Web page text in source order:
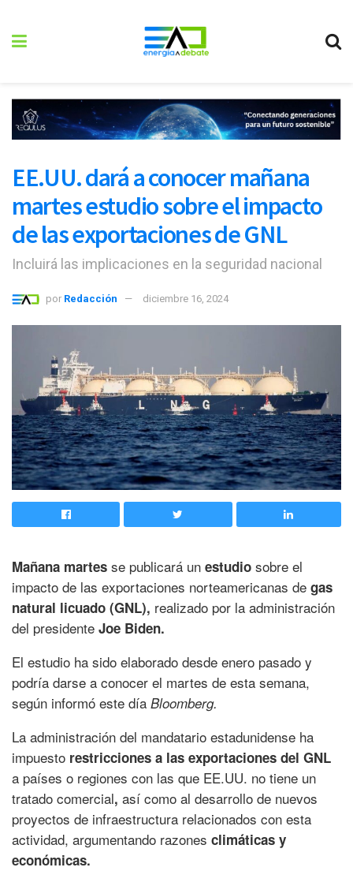
EE.UU. dará a conocer mañana
martes estudio sobre el impacto
de las exportaciones de GNL
Incluirá las implicaciones en la seguridad nacional
por Redacción diciembre 16, 2024
Mañana martes se publicará un estudio sobre el
impacto de las exportaciones norteamericanas de gas
natural licuado (GNL), realizado por la administración
del presidente Joe Biden.
El estudio ha sido elaborado desde enero pasado y
podría darse a conocer el martes de esta semana,
según informó este día Bloomberg.
La administración del mandatario estadunidense ha
impuesto restricciones a las exportaciones del GNL
a países o regiones con las que EE.UU. no tiene un
tratado comercial, así como al desarrollo de nuevos
proyectos de infraestructura relacionados con esta
actividad, argumentando razones climáticas y
económicas.